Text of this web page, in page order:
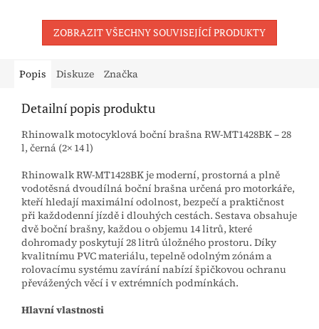
bez nosičů.
odolnými zónami, ideální
pro dlouhé cesty...
ZOBRAZIT VŠECHNY SOUVISEJÍCÍ PRODUKTY
Popis Diskuze Značka
Detailní popis produktu
Rhinowalk motocyklová boční brašna RW‑MT1428BK – 28
l, černá (2× 14 l)
Rhinowalk RW‑MT1428BK je moderní, prostorná a plně
vodotěsná dvoudílná boční brašna určená pro motorkáře,
kteří hledají maximální odolnost, bezpečí a praktičnost
při každodenní jízdě i dlouhých cestách. Sestava obsahuje
dvě boční brašny, každou o objemu 14 litrů, které
dohromady poskytují 28 litrů úložného prostoru. Díky
kvalitnímu PVC materiálu, tepelně odolným zónám a
rolovacímu systému zavírání nabízí špičkovou ochranu
převážených věcí i v extrémních podmínkách.
Hlavní vlastnosti